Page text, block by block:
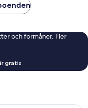
och förmåner. Fler
gratis